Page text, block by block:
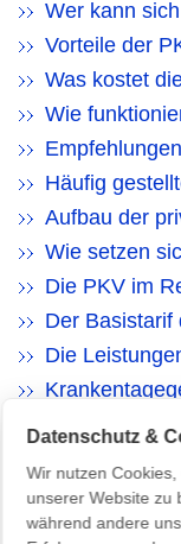
Wer kann
Vorteile der
Was kostet
Wie
Häufig
Aufbau der
Wie setzen
Die PKV im
Der Basistarif
Die
Nachteile der
Datenschutz &
Wir nutzen
unserer Website zu
während andere